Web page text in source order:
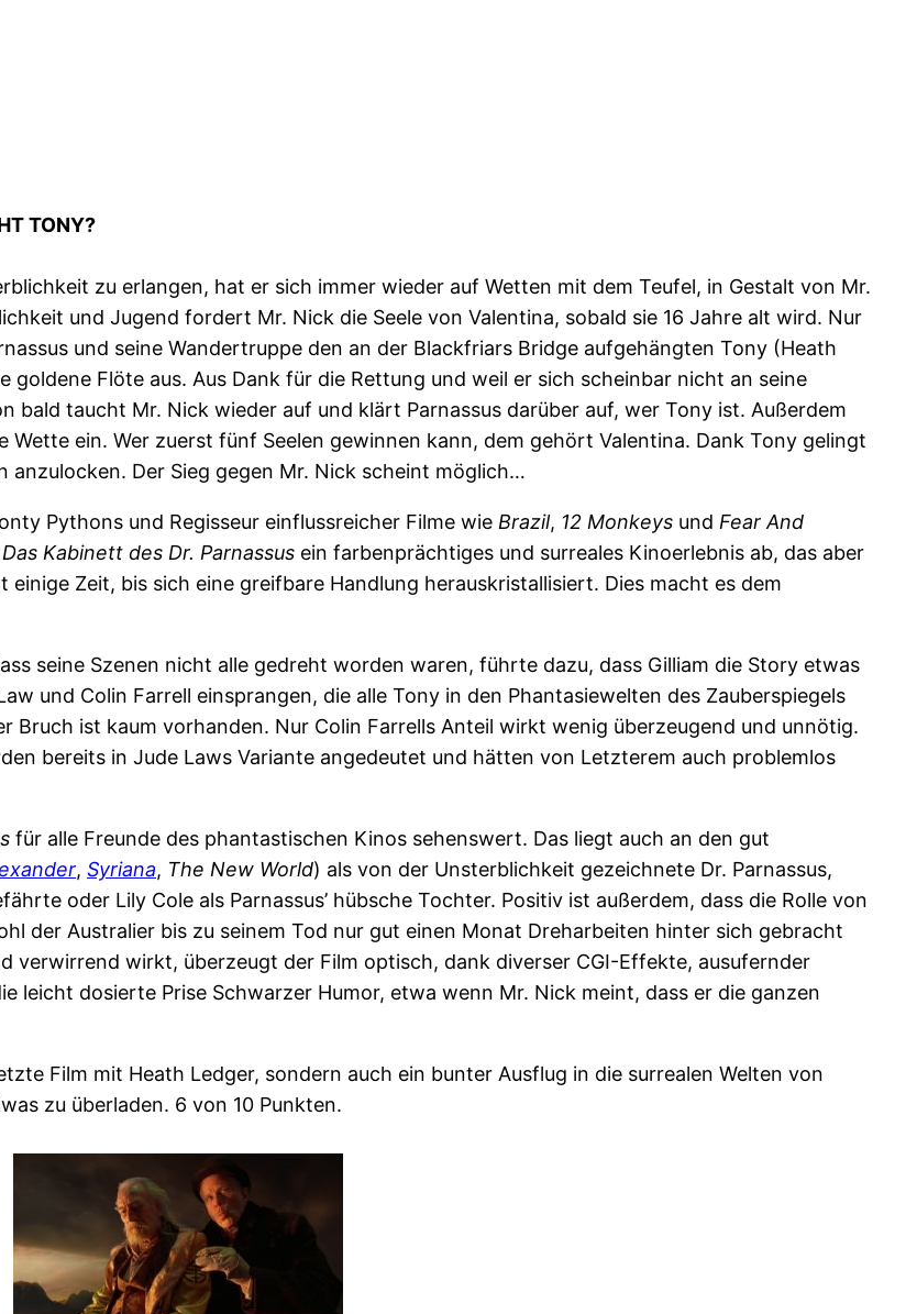
TONY?
zu erlangen, hat er sich immer wieder auf Wetten mit dem Teufel, in Gestalt von Mr.
und Jugend fordert Mr. Nick die Seele von Valentina, sobald sie 16 Jahre alt wird. Nur
und seine Wandertruppe den an der Blackfriars Bridge aufgehängten Tony (Heath
Flöte aus. Aus Dank für die Rettung und weil er sich scheinbar nicht an seine
bald taucht Mr. Nick wieder auf und klärt Parnassus darüber auf, wer Tony ist. Außerdem
Wette ein. Wer zuerst fünf Seelen gewinnen kann, dem gehört Valentina. Dank Tony gelingt
anzulocken. Der Sieg gegen Mr. Nick scheint möglich…
Pythons und Regisseur einflussreicher Filme wie Brazil, 12 Monkeys und Fear And
Das Kabinett des Dr. Parnassus ein farbenprächtiges und surreales Kinoerlebnis ab, das aber
Zeit, bis sich eine greifbare Handlung herauskristallisiert. Dies macht es dem
seine Szenen nicht alle gedreht worden waren, führte dazu, dass Gilliam die Story etwas
und Colin Farrell einsprangen, die alle Tony in den Phantasiewelten des Zauberspiegels
ist kaum vorhanden. Nur Colin Farrells Anteil wirkt wenig überzeugend und unnötig.
bereits in Jude Laws Variante angedeutet und hätten von Letzterem auch problemlos
für alle Freunde des phantastischen Kinos sehenswert. Das liegt auch an den gut
, Syriana, The New World) als von der Unsterblichkeit gezeichnete Dr. Parnassus,
oder Lily Cole als Parnassus’ hübsche Tochter. Positiv ist außerdem, dass die Rolle von
der Australier bis zu seinem Tod nur gut einen Monat Dreharbeiten hinter sich gebracht
verwirrend wirkt, überzeugt der Film optisch, dank diverser CGI-Effekte, ausufernder
leicht dosierte Prise Schwarzer Humor, etwa wenn Mr. Nick meint, dass er die ganzen
Film mit Heath Ledger, sondern auch ein bunter Ausflug in die surrealen Welten von
zu überladen. 6 von 10 Punkten.